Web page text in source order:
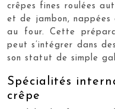
crêpes fines roulées
et de jambon, nappées
au four. Cette
peut s’intégrer dans
son statut de simple
Spécialités
crêpe